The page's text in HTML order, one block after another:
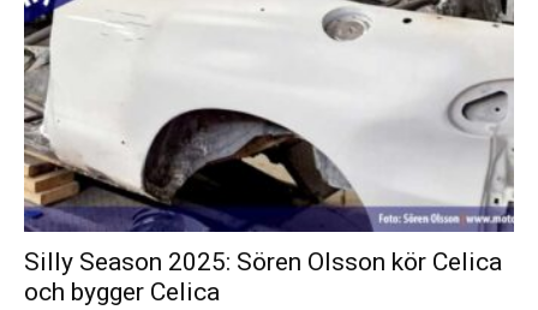
Silly Season 2025: Sören Olsson kör Celica
och bygger Celica